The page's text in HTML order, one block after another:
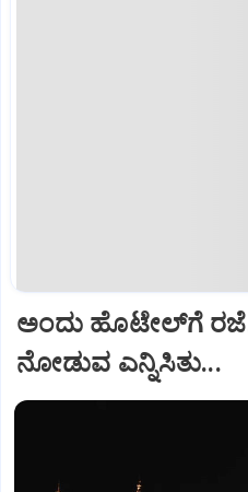
ಅಂದು ಹೊಟೇಲ್‌ಗೆ
ನೋಡುವ ಎನ್ನಿಸಿತು...